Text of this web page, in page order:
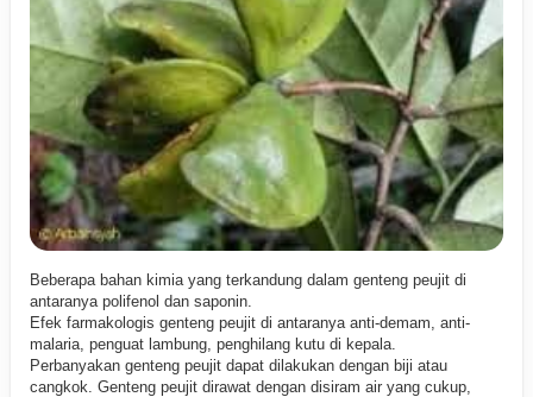
Beberapa bahan kimia yang terkandung dalam genteng peujit di
antaranya polifenol dan saponin.
Efek farmakologis genteng peujit di antaranya anti-demam, anti-
malaria, penguat lambung, penghilang kutu di kepala.
Perbanyakan genteng peujit dapat dilakukan dengan biji atau
cangkok. Genteng peujit dirawat dengan disiram air yang cukup,